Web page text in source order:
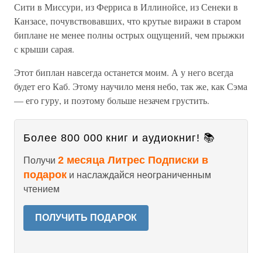
Сити в Миссури, из Ферриса в Иллинойсе, из Сенеки в
Канзасе, почувствовавших, что крутые виражи в старом
биплане не менее полны острых ощущений, чем прыжки
с крыши сарая.
Этот биплан навсегда останется моим. А у него всегда
будет его Каб. Этому научило меня небо, так же, как Сэма
— его гуру, и поэтому больше незачем грустить.
Более 800 000 книг и аудиокниг! 📚
Получи 2 месяца Литрес Подписки в
подарок и наслаждайся неограниченным
чтением
ПОЛУЧИТЬ ПОДАРОК